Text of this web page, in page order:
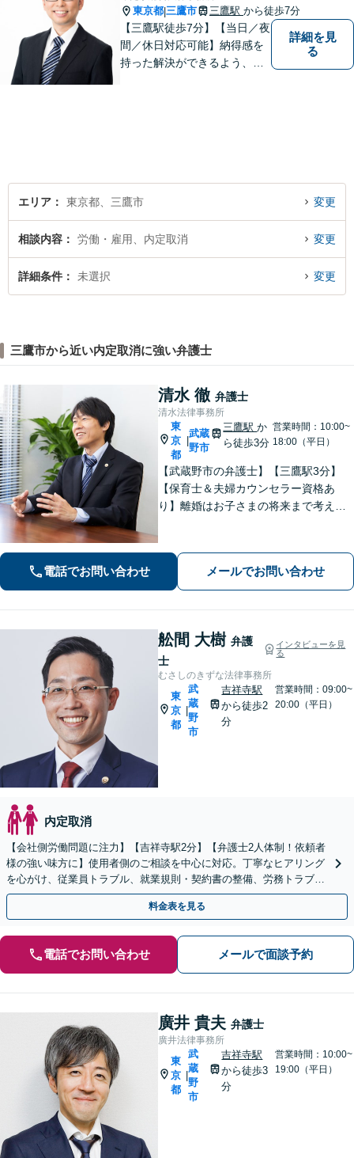
東京都|三鷹市 三鷹駅 から徒歩7分
【三鷹駅徒歩7分】【当日／夜
間／休日対応可能】納得感を
持った解決ができるよう、問
ス利用可能】
詳細を見
る
エリア 東京都、三鷹市 変更
相談内容 労働・雇用、内定取消 変更
詳細条件 未選択 変更
三鷹市から近い内定取消に強い弁護士
清水 徹 弁護士
清水法律事務所
東
京
都
|
武蔵
野市
三鷹駅か
ら徒歩3分
営業時間：10:00~
18:00（平日）
【武蔵野市の弁護士】【三鷹駅3分】
【保育士＆夫婦カウンセラー資格あ
り】離婚はお子さまの将来まで考えた
も引き受けております」【平日夜間相
電話でお問い合わせ メールでお問い合わせ
舩間 大樹 弁護
士
インタビューを見
る
むさしのきずな法律事務所
東
京
都
|
武
蔵
野
市
吉祥寺駅
から徒歩2
分
営業時間：09:00~
20:00（平日）
内定取消
【会社側労働問題に注力】【吉祥寺駅2分】【弁護士2人体制！依頼者
様の強い味方に】使用者側のご相談を中心に対応。丁寧なヒアリング
を心がけ、従業員トラブル、就業規則・契約書の整備、労務トラブル
の早期解決に努めます。
料金表を見る
電話でお問い合わせ メールで面談予約
廣井 貴夫 弁護士
廣井法律事務所
東
京
都
|
武
蔵
野
市
吉祥寺駅
から徒歩3
分
営業時間：10:00~
19:00（平日）